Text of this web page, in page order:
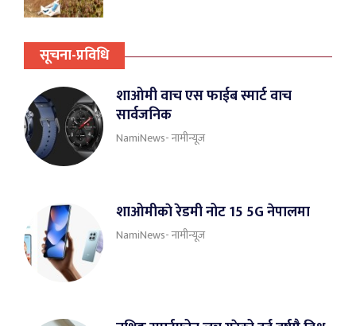
सूचना-प्रविधि
शाओमी वाच एस फाईब स्मार्ट वाच
सार्वजनिक
NamiNews- नामीन्यूज
शाओमीकाे रेडमी नोट 15 5G नेपालमा
NamiNews- नामीन्यूज